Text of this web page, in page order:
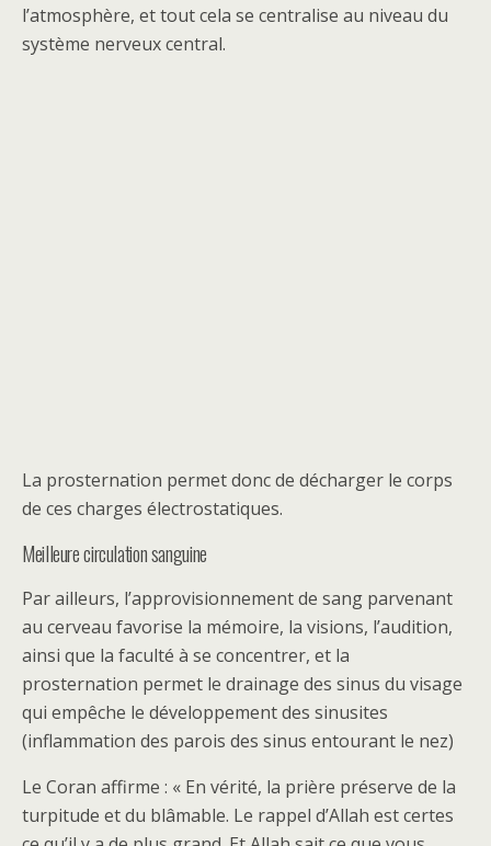
l’atmosphère, et tout cela se centralise au niveau du
système nerveux central.
La prosternation permet donc de décharger le corps
de ces charges électrostatiques.
Meilleure circulation sanguine
Par ailleurs, l’approvisionnement de sang parvenant
au cerveau favorise la mémoire, la visions, l’audition,
ainsi que la faculté à se concentrer, et la
prosternation permet le drainage des sinus du visage
qui empêche le développement des sinusites
(inflammation des parois des sinus entourant le nez)
Le Coran affirme : « En vérité, la prière préserve de la
turpitude et du blâmable. Le rappel d’Allah est certes